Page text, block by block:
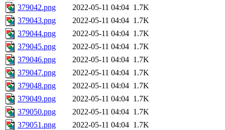
379042.png
2022-05-11 04:04 1.7K
379043.png
2022-05-11 04:04 1.7K
379044.png
2022-05-11 04:04 1.7K
379045.png
2022-05-11 04:04 1.7K
379046.png
2022-05-11 04:04 1.7K
379047.png
2022-05-11 04:04 1.7K
379048.png
2022-05-11 04:04 1.7K
379049.png
2022-05-11 04:04 1.7K
379050.png
2022-05-11 04:04 1.7K
379051.png
2022-05-11 04:04 1.7K